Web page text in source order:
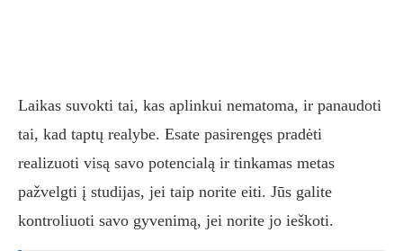
Laikas suvokti tai, kas aplinkui nematoma, ir panaudoti
tai, kad taptų realybe. Esate pasirengęs pradėti
realizuoti visą savo potencialą ir tinkamas metas
pažvelgti į studijas, jei taip norite eiti. Jūs galite
kontroliuoti savo gyvenimą, jei norite jo ieškoti.